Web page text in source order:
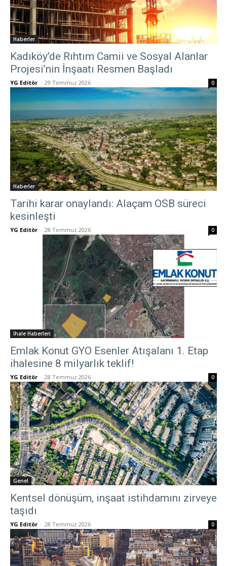
Haberler
Kadıköy’de Rıhtım Camii ve Sosyal Alanlar
Projesi’nin İnşaatı Resmen Başladı
YG Editör - 29 Temmuz 2026 0
Haberler
Tarihi karar onaylandı: Alaçam OSB süreci
kesinleşti
YG Editör - 28 Temmuz 2026 0
İhale Haberleri
Emlak Konut GYO Esenler Atışalanı 1. Etap
ihalesine 8 milyarlık teklif!
YG Editör - 28 Temmuz 2026 0
Genel
Kentsel dönüşüm, inşaat istihdamını zirveye
taşıdı
YG Editör - 28 Temmuz 2026 0